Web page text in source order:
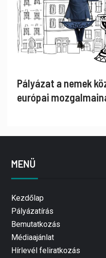
Pályázat a nemek
európai
MENÜ
Kezdőlap
Pályázatírás
Bemutatkozás
Médiaajánlat
Hírlevél feliratkozás